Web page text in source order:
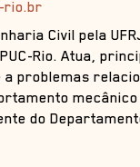
rio.br
Civil pela
Rio. Atua,
problemas
do